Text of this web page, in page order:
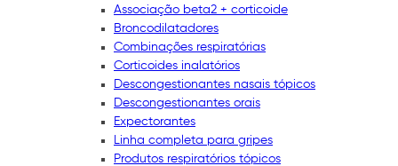
Associação beta2 + corticoide
Broncodilatadores
Combinações respiratórias
Corticoides inalatórios
Descongestionantes nasais tópicos
Descongestionantes orais
Expectorantes
Linha completa para gripes
Produtos respiratórios tópicos